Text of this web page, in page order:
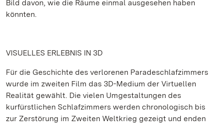
Bild davon, wie die Räume einmal ausgesehen haben
könnten.
VISUELLES ERLEBNIS IN 3D
Für die Geschichte des verlorenen Paradeschlafzimmers
wurde im zweiten Film das 3D-Medium der Virtuellen
Realität gewählt. Die vielen Umgestaltungen des
kurfürstlichen Schlafzimmers werden chronologisch bis
zur Zerstörung im Zweiten Weltkrieg gezeigt und enden